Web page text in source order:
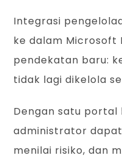
Integrasi
ke dalam Microsoft
pendekatan baru:
tidak lagi dikelola
Dengan satu
administrator
menilai risiko, dan